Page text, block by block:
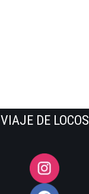
VIAJE DE LOCOS